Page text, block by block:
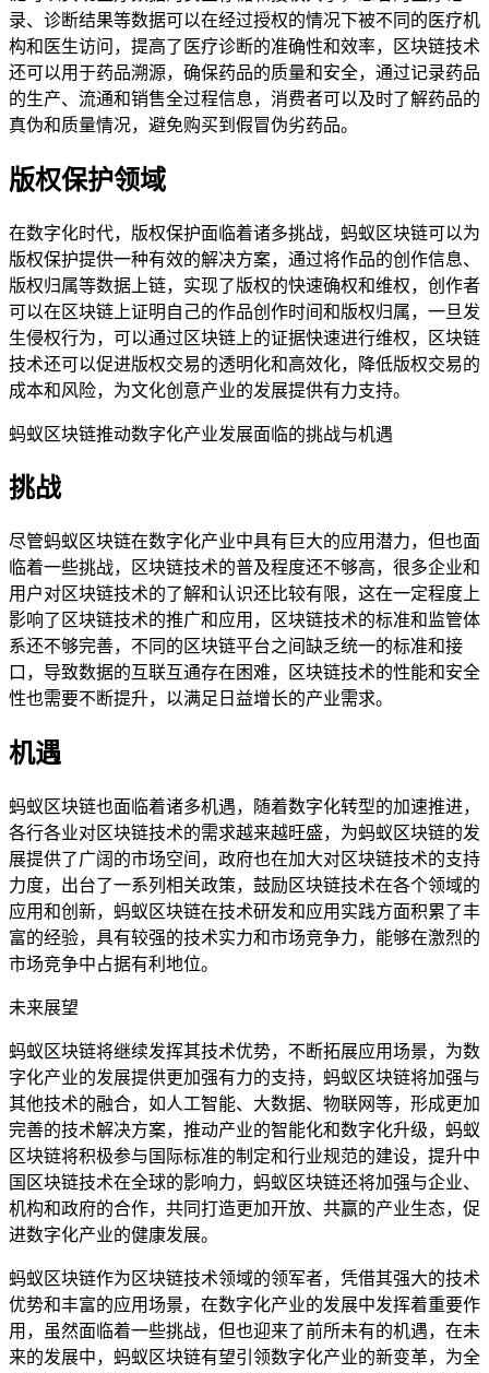
录、诊断结果等数据可以在经过授权的情况下被不同的医疗机
构和医生访问，提高了医疗诊断的准确性和效率，区块链技术
还可以用于药品溯源，确保药品的质量和安全，通过记录药品
的生产、流通和销售全过程信息，消费者可以及时了解药品的
真伪和质量情况，避免购买到假冒伪劣药品。
版权保护领域
在数字化时代，版权保护面临着诸多挑战，蚂蚁区块链可以为
版权保护提供一种有效的解决方案，通过将作品的创作信息、
版权归属等数据上链，实现了版权的快速确权和维权，创作者
可以在区块链上证明自己的作品创作时间和版权归属，一旦发
生侵权行为，可以通过区块链上的证据快速进行维权，区块链
技术还可以促进版权交易的透明化和高效化，降低版权交易的
成本和风险，为文化创意产业的发展提供有力支持。
蚂蚁区块链推动数字化产业发展面临的挑战与机遇
挑战
尽管蚂蚁区块链在数字化产业中具有巨大的应用潜力，但也面
临着一些挑战，区块链技术的普及程度还不够高，很多企业和
用户对区块链技术的了解和认识还比较有限，这在一定程度上
影响了区块链技术的推广和应用，区块链技术的标准和监管体
系还不够完善，不同的区块链平台之间缺乏统一的标准和接
口，导致数据的互联互通存在困难，区块链技术的性能和安全
性也需要不断提升，以满足日益增长的产业需求。
机遇
蚂蚁区块链也面临着诸多机遇，随着数字化转型的加速推进，
各行各业对区块链技术的需求越来越旺盛，为蚂蚁区块链的发
展提供了广阔的市场空间，政府也在加大对区块链技术的支持
力度，出台了一系列相关政策，鼓励区块链技术在各个领域的
应用和创新，蚂蚁区块链在技术研发和应用实践方面积累了丰
富的经验，具有较强的技术实力和市场竞争力，能够在激烈的
市场竞争中占据有利地位。
未来展望
蚂蚁区块链将继续发挥其技术优势，不断拓展应用场景，为数
字化产业的发展提供更加强有力的支持，蚂蚁区块链将加强与
其他技术的融合，如人工智能、大数据、物联网等，形成更加
完善的技术解决方案，推动产业的智能化和数字化升级，蚂蚁
区块链将积极参与国际标准的制定和行业规范的建设，提升中
国区块链技术在全球的影响力，蚂蚁区块链还将加强与企业、
机构和政府的合作，共同打造更加开放、共赢的产业生态，促
进数字化产业的健康发展。
蚂蚁区块链作为区块链技术领域的领军者，凭借其强大的技术
优势和丰富的应用场景，在数字化产业的发展中发挥着重要作
用，虽然面临着一些挑战，但也迎来了前所未有的机遇，在未
来的发展中，蚂蚁区块链有望引领数字化产业的新变革，为全